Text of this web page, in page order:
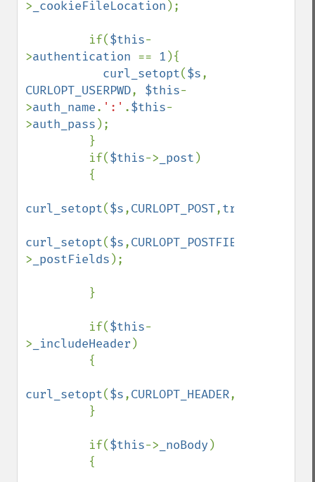
> _cookieFileLocation );
         if(
$this-
>authentication == 1 ){
curl_setopt($s
CURLOPT_USERPWD, $this-
>auth_name. ':' .$this-
>auth_pass );
         if(
$this-> _post )
curl_setopt($s,CURLOPT_POST,true
curl_setopt($s,CURLOPT_POSTFIELDS
> _postFields );
         if(
$this-
> _includeHeader )
curl_setopt($s,CURLOPT_HEADER,
         if(
$this-> _noBody )